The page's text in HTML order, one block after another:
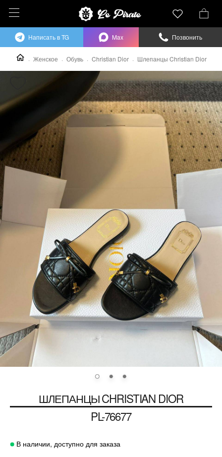
Женское Обувь Christian Dior Шлепанцы Christian Dior
ШЛЕПАНЦЫCHRISTIAN DIOR
PL-76677
В наличии, доступно для заказа
Написать в TG Max Позвонить